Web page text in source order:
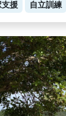
支援
自立訓練